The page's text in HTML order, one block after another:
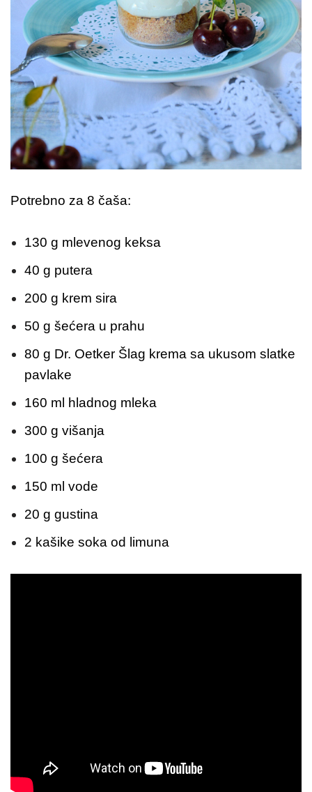
Potrebno za 8 čaša:
130 g mlevenog keksa
40 g putera
200 g krem sira
50 g šećera u prahu
80 g Dr. Oetker Šlag krema sa ukusom slatke
pavlake
160 ml hladnog mleka
300 g višanja
100 g šećera
150 ml vode
20 g gustina
2 kašike soka od limuna